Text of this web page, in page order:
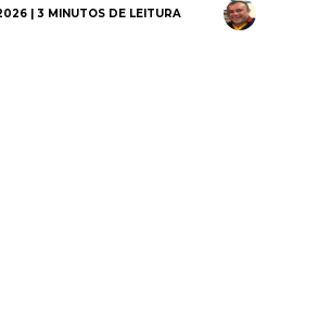
| 3 MINUTOS DE LEITURA